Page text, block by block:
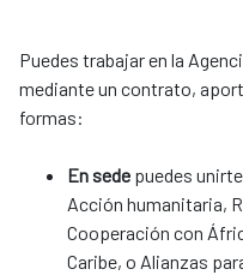
Puedes trabajar en la
mediante un contrato,
formas:
En sede puedes
Acción humanitaria,
Cooperación con
Caribe, o Alianzas